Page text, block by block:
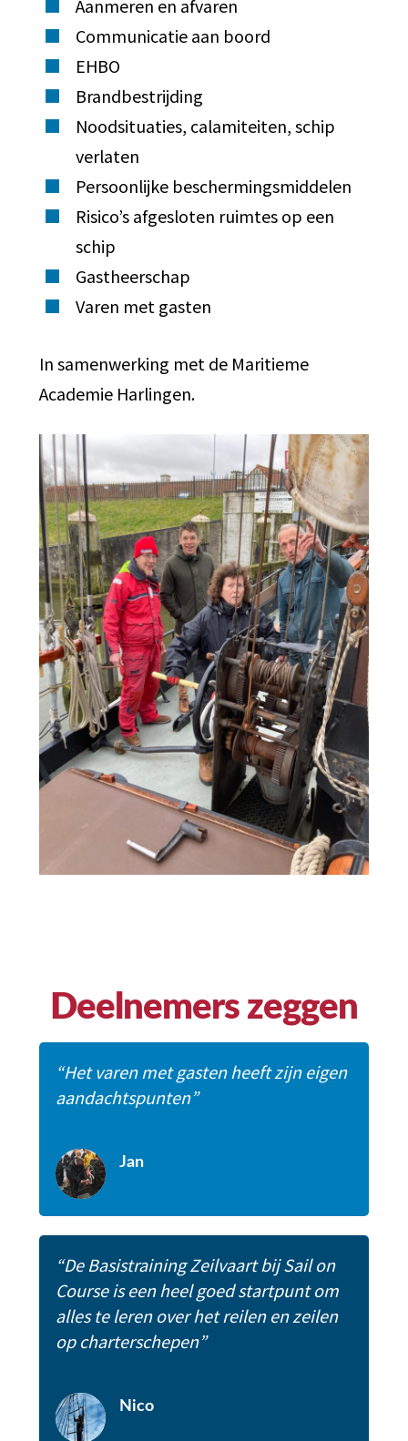
Aanmeren en afvaren
Communicatie aan boord
EHBO
Brandbestrijding
Noodsituaties, calamiteiten, schip
verlaten
Persoonlijke beschermingsmiddelen
Risico’s afgesloten ruimtes op een
schip
Gastheerschap
Varen met gasten
In samenwerking met de Maritieme
Academie Harlingen.
Deelnemers zeggen
“Het varen met gasten heeft zijn eigen
aandachtspunten”
Jan
“De Basistraining Zeilvaart bij Sail on
Course is een heel goed startpunt om
alles te leren over het reilen en zeilen
op charterschepen”
Nico